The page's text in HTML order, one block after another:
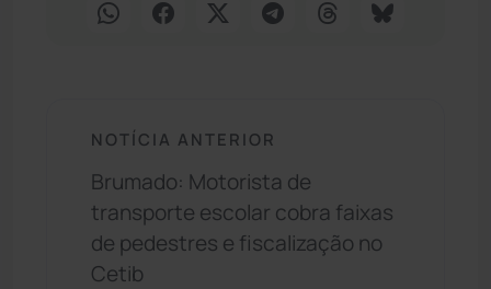
NOTÍCIA ANTERIOR
Brumado: Motorista de
transporte escolar cobra faixas
de pedestres e fiscalização no
Cetib